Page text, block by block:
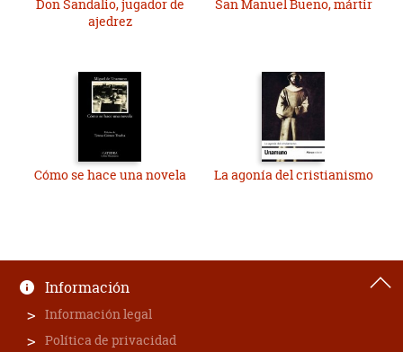
Don Sandalio, jugador de
ajedrez
San Manuel Bueno, mártir
Cómo se hace una novela La agonía del cristianismo
Información
Información legal
Política de privacidad